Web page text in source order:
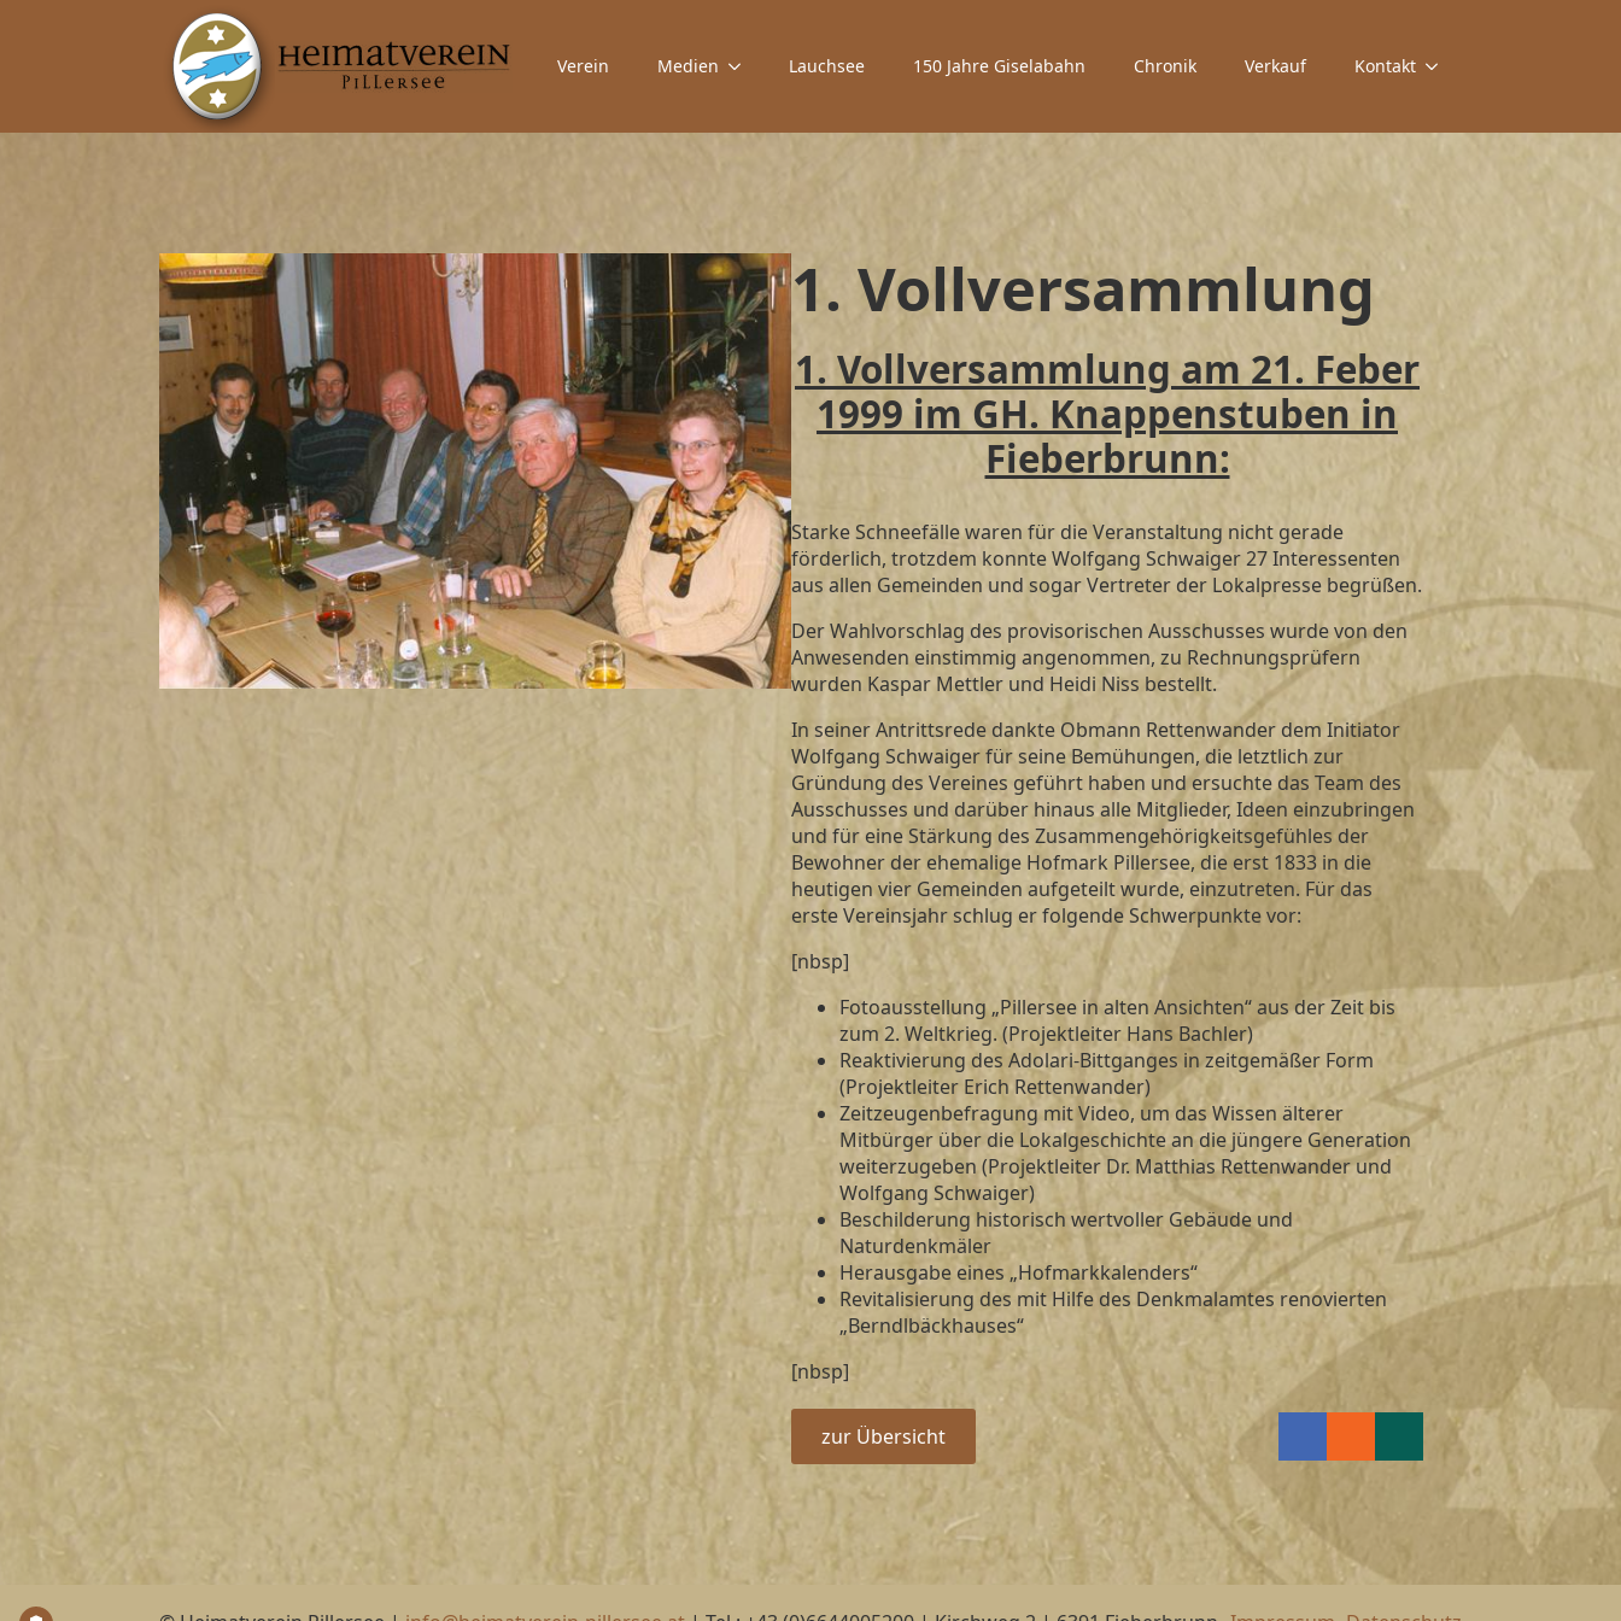
Verein Medien Lauchsee 150 Jahre Giselabahn Chronik Verkauf Kontakt
1. Vollversammlung
1. Vollversammlung am 21. Feber
1999 im GH. Knappenstuben in
Fieberbrunn:
Starke Schneefälle waren für die Veranstaltung nicht gerade
förderlich, trotzdem konnte Wolfgang Schwaiger 27 Interessenten
aus allen Gemeinden und sogar Vertreter der Lokalpresse begrüßen.
Der Wahlvorschlag des provisorischen Ausschusses wurde von den
Anwesenden einstimmig angenommen, zu Rechnungsprüfern
wurden Kaspar Mettler und Heidi Niss bestellt.
In seiner Antrittsrede dankte Obmann Rettenwander dem Initiator
Wolfgang Schwaiger für seine Bemühungen, die letztlich zur
Gründung des Vereines geführt haben und ersuchte das Team des
Ausschusses und darüber hinaus alle Mitglieder, Ideen einzubringen
und für eine Stärkung des Zusammengehörigkeitsgefühles der
Bewohner der ehemalige Hofmark Pillersee, die erst 1833 in die
heutigen vier Gemeinden aufgeteilt wurde, einzutreten. Für das
erste Vereinsjahr schlug er folgende Schwerpunkte vor:
[nbsp]
Fotoausstellung „Pillersee in alten Ansichten“ aus der Zeit bis
zum 2. Weltkrieg. (Projektleiter Hans Bachler)
Reaktivierung des Adolari-Bittganges in zeitgemäßer Form
(Projektleiter Erich Rettenwander)
Zeitzeugenbefragung mit Video, um das Wissen älterer
Mitbürger über die Lokalgeschichte an die jüngere Generation
weiterzugeben (Projektleiter Dr. Matthias Rettenwander und
Wolfgang Schwaiger)
Beschilderung historisch wertvoller Gebäude und
Naturdenkmäler
Herausgabe eines „Hofmarkkalenders“
Revitalisierung des mit Hilfe des Denkmalamtes renovierten
„Berndlbäckhauses“
[nbsp]
zur Übersicht